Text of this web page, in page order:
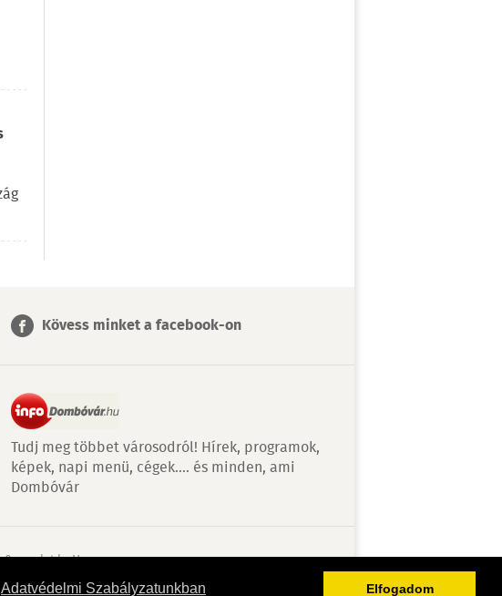
Adatvédelmi Szabályzatunkban Elfogadom
Kövess minket a facebook-on
Tudj meg többet városodról! Hírek, programok,
képek, napi menü, cégek…. és minden, ami
Dombóvár
& arculat byVoov